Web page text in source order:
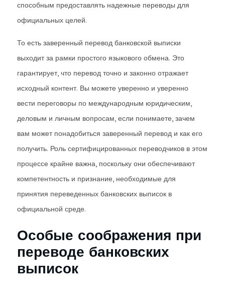
способным предоставлять надежные переводы для
официальных целей.
То есть заверенный перевод банковской выписки
выходит за рамки простого языкового обмена. Это
гарантирует, что перевод точно и законно отражает
исходный контент. Вы можете уверенно и уверенно
вести переговоры по международным юридическим,
деловым и личным вопросам, если понимаете, зачем
вам может понадобиться заверенный перевод и как его
получить. Роль сертифицированных переводчиков в этом
процессе крайне важна, поскольку они обеспечивают
компетентность и признание, необходимые для
принятия переведенных банковских выписок в
официальной среде.
Особые соображения при
переводе банковских
выписок